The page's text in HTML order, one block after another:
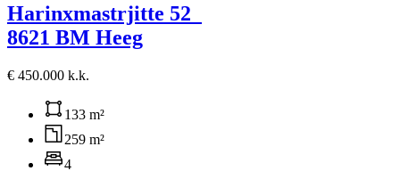
Harinxmastrjitte 52
8621 BM Heeg
€ 450.000 k.k.
133 m²
259 m²
4